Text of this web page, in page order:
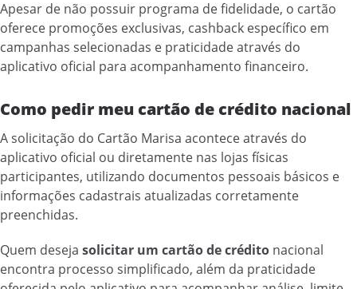
Apesar de não possuir programa de fidelidade, o cartão
oferece promoções exclusivas, cashback específico em
campanhas selecionadas e praticidade através do
aplicativo oficial para acompanhamento financeiro.
Como pedir meu cartão de crédito nacional
A solicitação do Cartão Marisa acontece através do
aplicativo oficial ou diretamente nas lojas físicas
participantes, utilizando documentos pessoais básicos e
informações cadastrais atualizadas corretamente
preenchidas.
Quem deseja solicitar um cartão de crédito nacional
encontra processo simplificado, além da praticidade